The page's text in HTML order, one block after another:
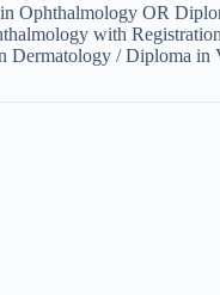
Ophthalmology OR
with
/ Diploma in